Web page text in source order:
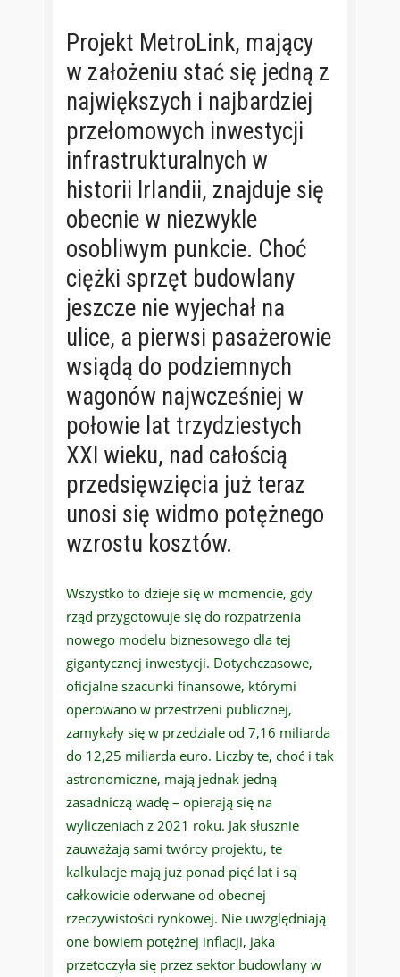
Projekt MetroLink, mający
w założeniu stać się jedną z
największych i najbardziej
przełomowych inwestycji
infrastrukturalnych w
historii Irlandii, znajduje się
obecnie w niezwykle
osobliwym punkcie. Choć
ciężki sprzęt budowlany
jeszcze nie wyjechał na
ulice, a pierwsi pasażerowie
wsiądą do podziemnych
wagonów najwcześniej w
połowie lat trzydziestych
XXI wieku, nad całością
przedsięwzięcia już teraz
unosi się widmo potężnego
wzrostu kosztów.
Wszystko to dzieje się w momencie, gdy
rząd przygotowuje się do rozpatrzenia
nowego modelu biznesowego dla tej
gigantycznej inwestycji. Dotychczasowe,
oficjalne szacunki finansowe, którymi
operowano w przestrzeni publicznej,
zamykały się w przedziale od 7,16 miliarda
do 12,25 miliarda euro. Liczby te, choć i tak
astronomiczne, mają jednak jedną
zasadniczą wadę – opierają się na
wyliczeniach z 2021 roku. Jak słusznie
zauważają sami twórcy projektu, te
kalkulacje mają już ponad pięć lat i są
całkowicie oderwane od obecnej
rzeczywistości rynkowej. Nie uwzględniają
one bowiem potężnej inflacji, jaka
przetoczyła się przez sektor budowlany w